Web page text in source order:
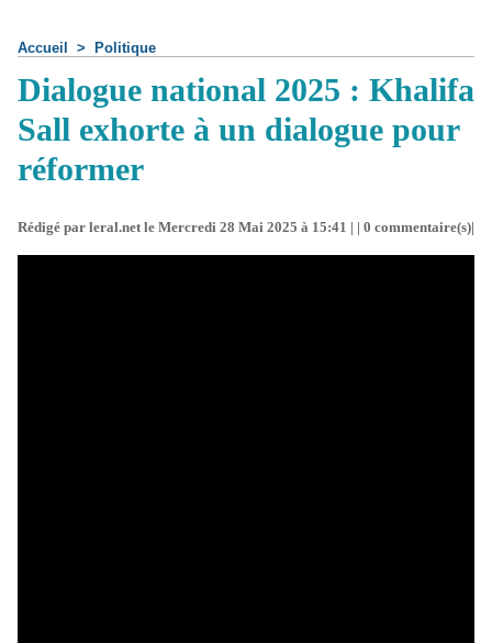
Accueil > Politique
Dialogue national 2025 : Khalifa
Sall exhorte à un dialogue pour
réformer
Rédigé par leral.net le Mercredi 28 Mai 2025 à 15:41 | | 0 commentaire(s)|